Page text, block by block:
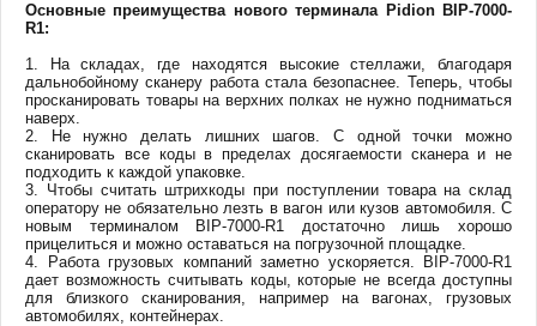
Основные преимущества нового терминала Pidion BIP-7000-
R1:
1. На складах, где находятся высокие стеллажи, благодаря
дальнобойному сканеру работа стала безопаснее. Теперь, чтобы
просканировать товары на верхних полках не нужно подниматься
наверх.
2. Не нужно делать лишних шагов. С одной точки можно
сканировать все коды в пределах досягаемости сканера и не
подходить к каждой упаковке.
3. Чтобы считать штрихкоды при поступлении товара на склад
оператору не обязательно лезть в вагон или кузов автомобиля. С
новым терминалом BIP-7000-R1 достаточно лишь хорошо
прицелиться и можно оставаться на погрузочной площадке.
4. Работа грузовых компаний заметно ускоряется. BIP-7000-R1
дает возможность считывать коды, которые не всегда доступны
для близкого сканирования, например на вагонах, грузовых
автомобилях, контейнерах.